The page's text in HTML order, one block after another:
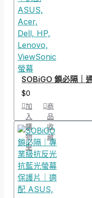
SOBiGO 鎖必隔｜
$0
加
入
購
物
車
商
品
收
藏